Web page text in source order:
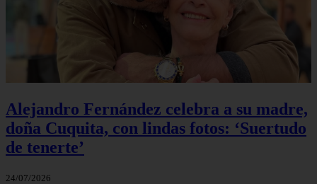
Alejandro Fernández celebra a su madre,
doña Cuquita, con lindas fotos: ‘Suertudo
de tenerte’
24/07/2026